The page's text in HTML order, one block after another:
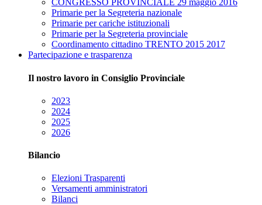
CONGRESSO PROVINCIALE 29 maggio 2016
Primarie per la Segreteria nazionale
Primarie per cariche istituzionali
Primarie per la Segreteria provinciale
Coordinamento cittadino TRENTO 2015 2017
Partecipazione e trasparenza
Il nostro lavoro in Consiglio Provinciale
2023
2024
2025
2026
Bilancio
Elezioni Trasparenti
Versamenti amministratori
Bilanci